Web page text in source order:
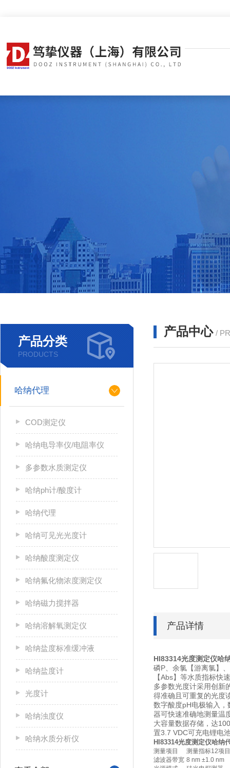
产品分类
PRODUCTS
哈纳代理
COD测定仪
哈纳电导率仪/电阻率仪
多参数水质测定仪
哈纳ph计/酸度计
哈纳代理
哈纳可见光光度计
哈纳酸度测定仪
哈纳氟化物浓度测定仪
哈纳磁力搅拌器
哈纳溶解氧测定仪
哈纳盐度标准缓冲液
哈纳盐度计
光度计
哈纳浊度仪
哈纳水质分析仪
产品中心 /
产品详情
HI83314光度测定仪哈
磷P、余氯【游离氯】
【Abs】等水质指标快
多参数光度计采用创新
得准确且可重复的光度
数字酸度pH电极输入
器可快速准确地测量温
大容量数据存储，达
置3.7 VDC可充电锂电
HI83314光度测定仪哈纳
测量项目
测量指标12项
滤波器带宽 8 nm ±1.0 nm